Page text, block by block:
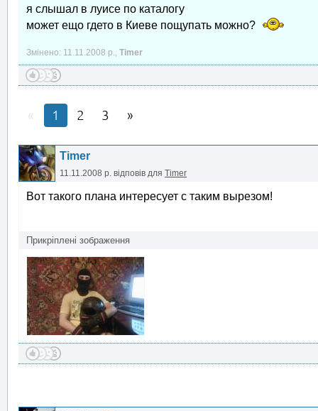
я слышал в луисе по каталогу
может ещо гдето в Киеве пощупать можно?
Змінено: 11.11.2008 р., Timer
1 2 3
Timer
11.11.2008 р. відповів для Timer
Вот такого плана интересует с таким вырезом!
Прикріплені зображення